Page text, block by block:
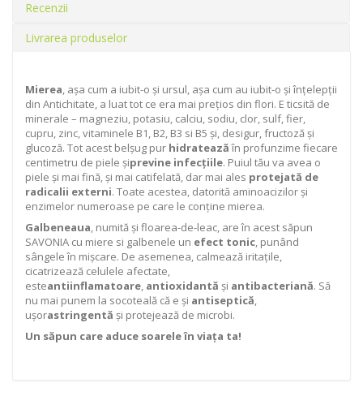
Recenzii
Livrarea produselor
Mierea, așa cum a iubit-o și ursul, așa cum au iubit-o și înțelepții
din Antichitate, a luat tot ce era mai prețios din flori. E ticsită de
minerale – magneziu, potasiu, calciu, sodiu, clor, sulf, fier,
cupru, zinc, vitaminele B1, B2, B3 si B5 și, desigur, fructoză și
glucoză. Tot acest belșug pur hidrateazăîn profunzime fiecare
centimetru de piele șiprevine infecțiile. Puiul tău va avea o
piele și mai fină, și mai catifelată, dar mai ales protejată de
radicalii externi. Toate acestea, datorită aminoacizilor și
enzimelor numeroase pe care le conține mierea.
Galbeneaua, numită și floarea-de-leac, are în acest săpun
SAVONIA cu miere si galbenele un efect tonic, punând
sângele în mișcare. De asemenea, calmează iritațile,
cicatrizează celulele afectate,
esteantiinflamatoare, antioxidantă și antibacteriană. Să
nu mai punem la socoteală că e și antiseptică,
ușorastringentă și protejează de microbi.
Un săpun care aduce soarele în viața ta!